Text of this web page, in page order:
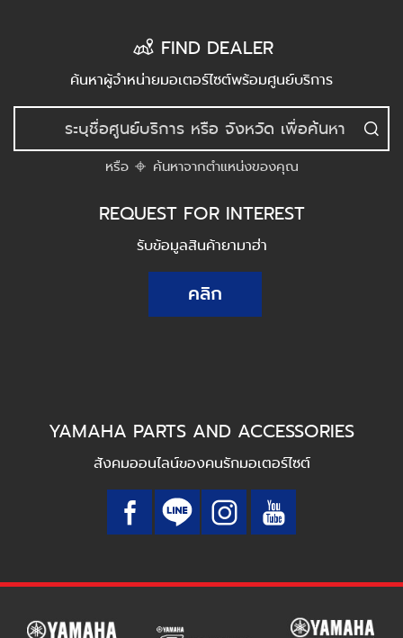
FIND DEALER
ค้นหาผู้จำหน่ายมอเตอร์ไซต์พร้อมศูนย์บริการ
หรือ ค้นหาจากตำแหน่งของคุณ
REQUEST FOR INTEREST
รับข้อมูลสินค้ายามาฮ่า
คลิก
YAMAHA PARTS AND ACCESSORIES
สังคมออนไลน์ของคนรักมอเตอร์ไซต์